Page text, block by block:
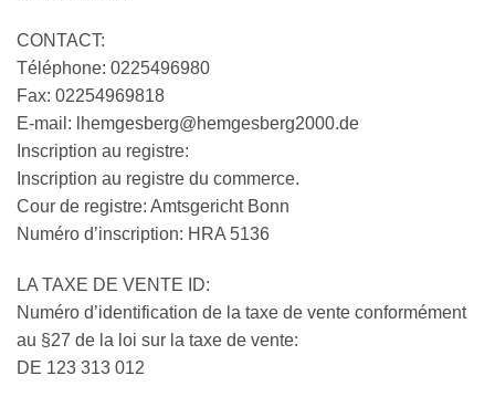
CONTACT:
Téléphone: 0225496980
Fax: 02254969818
E-mail: lhemgesberg@hemgesberg2000.de
Inscription au registre:
Inscription au registre du commerce.
Cour de registre: Amtsgericht Bonn
Numéro d’inscription: HRA 5136
LA TAXE DE VENTE ID:
Numéro d’identification de la taxe de vente conformément
au §27 de la loi sur la taxe de vente:
DE 123 313 012